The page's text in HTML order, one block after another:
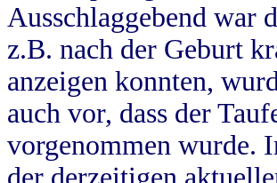
Ausschlaggebend war
z.B. nach der Geburt
anzeigen konnten,
auch vor, dass der
vorgenommen wurde.